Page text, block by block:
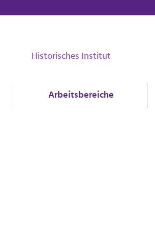
Historisches Institut
Arbeitsbereiche